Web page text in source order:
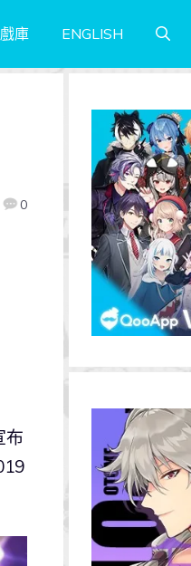
庫 ENGLISH
0
布